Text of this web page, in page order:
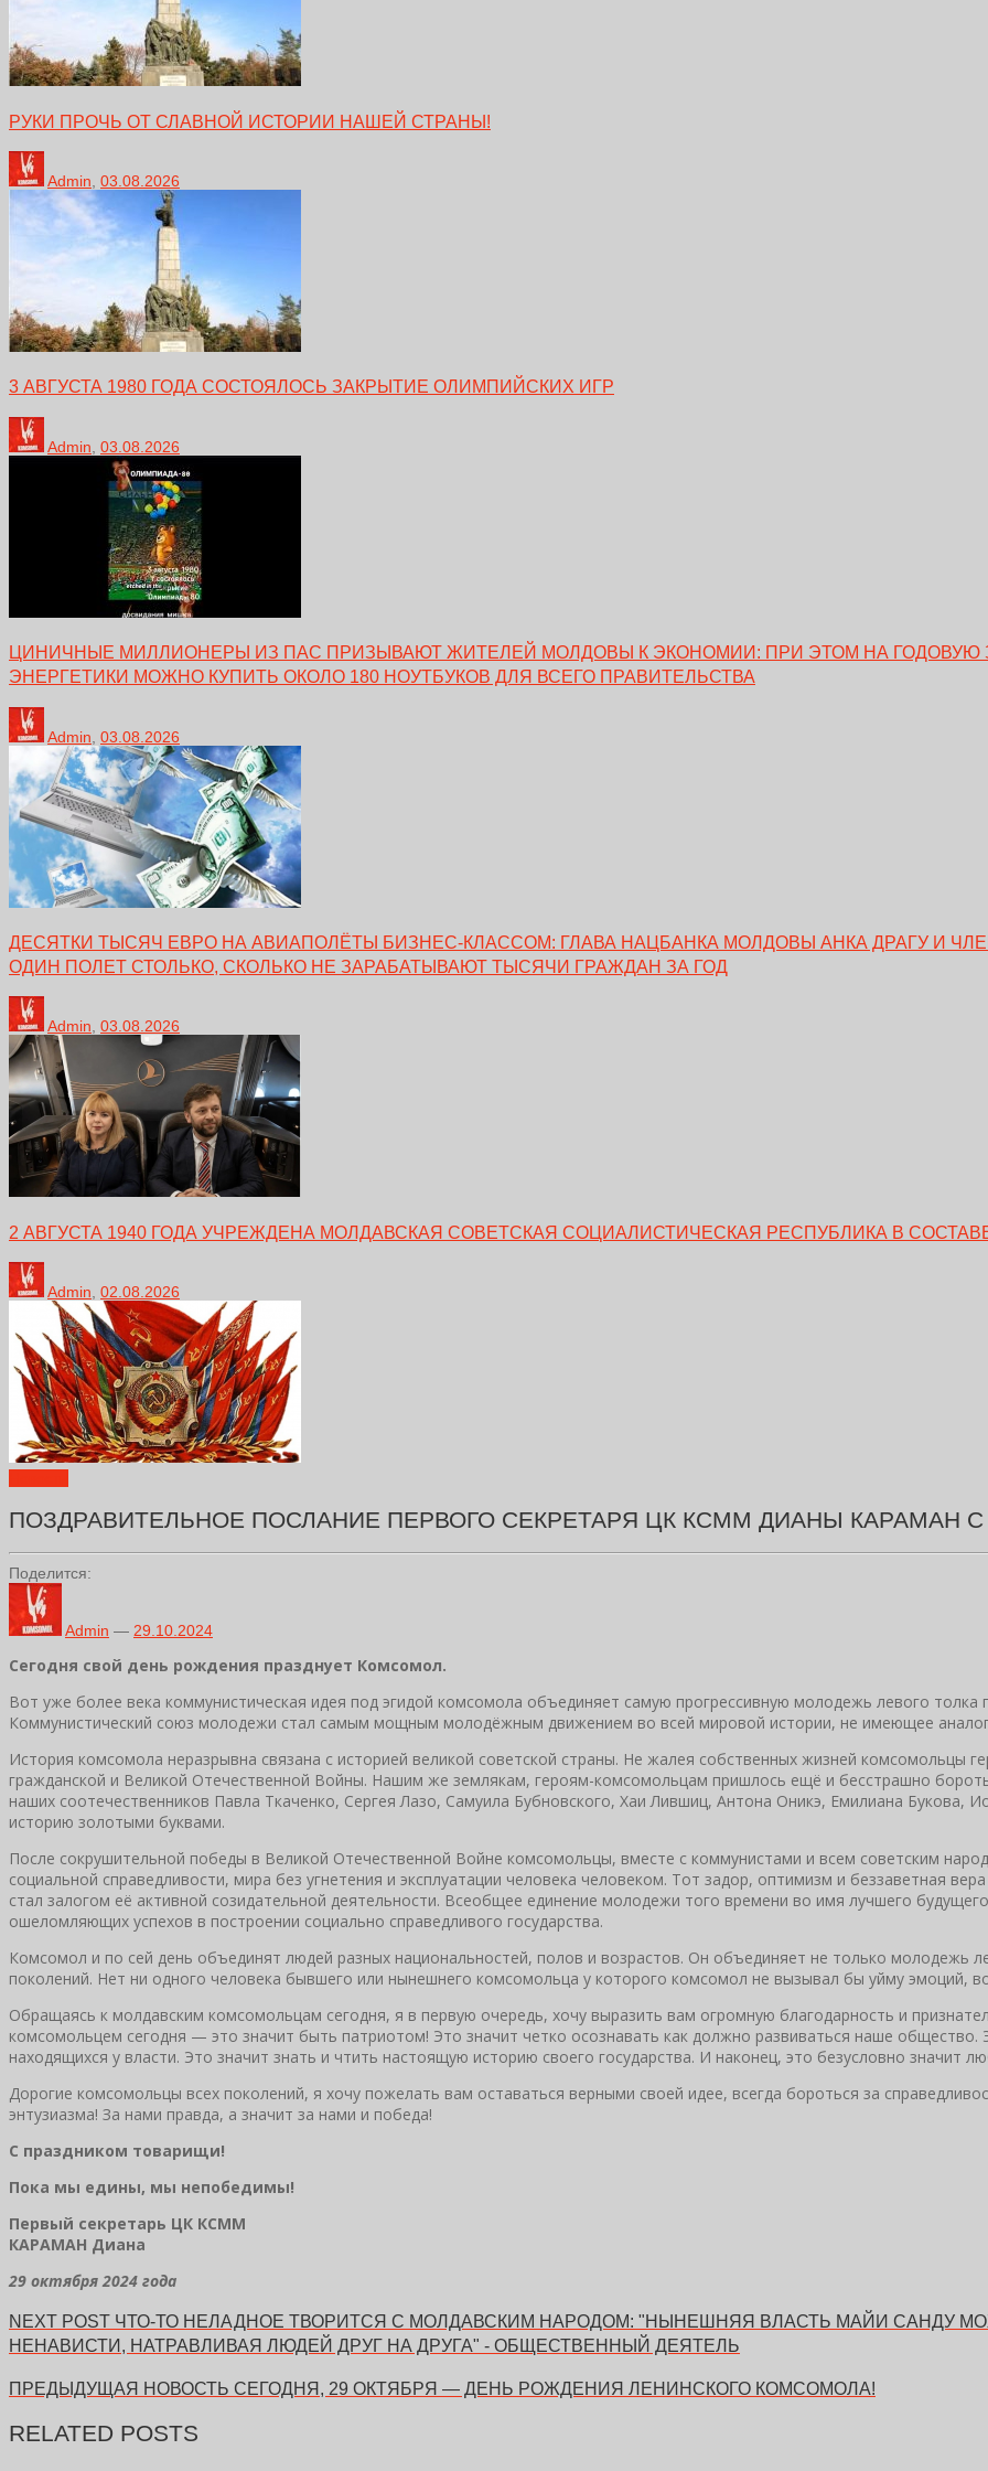
РУКИ ПРОЧЬ ОТ СЛАВНОЙ ИСТОРИИ НАШЕЙ СТРАНЫ!
Admin 03.08.2026
3 АВГУСТА 1980 ГОДА СОСТОЯЛОСЬ ЗАКРЫТИЕ ОЛИМПИЙСКИХ ИГР
Admin 03.08.2026
ЦИНИЧНЫЕ МИЛЛИОНЕРЫ ИЗ ПАС ПРИЗЫВАЮТ ЖИТЕЛЕЙ МОЛДОВЫ К ЭКОНОМИИ: ПРИ ЭТОМ НА ГОДОВУЮ
ЭНЕРГЕТИКИ МОЖНО КУПИТЬ ОКОЛО 180 НОУТБУКОВ ДЛЯ ВСЕГО ПРАВИТЕЛЬСТВА
Admin 03.08.2026
ДЕСЯТКИ ТЫСЯЧ ЕВРО НА АВИАПОЛЁТЫ БИЗНЕС-КЛАССОМ: ГЛАВА НАЦБАНКА МОЛДОВЫ АНКА ДРАГУ И
ОДИН ПОЛЕТ СТОЛЬКО, СКОЛЬКО НЕ ЗАРАБАТЫВАЮТ ТЫСЯЧИ ГРАЖДАН ЗА ГОД
Admin, 03.08.2026
2 АВГУСТА 1940 ГОДА УЧРЕЖДЕНА МОЛДАВСКАЯ СОВЕТСКАЯ СОЦИАЛИСТИЧЕСКАЯ РЕСПУБЛИКА В
Admin 02.08.2026
ПОЗДРАВИТЕЛЬНОЕ ПОСЛАНИЕ ПЕРВОГО СЕКРЕТАРЯ ЦК КСММ ДИАНЫ КАРАМАН
Поделится:
Admin — 29.10.2024
Сегодня свой день рождения празднует Комсомол.
Вот уже более века коммунистическая идея под эгидой комсомола объединяет самую прогрессивную молодежь левого толка
Коммунистический союз молодежи стал самым мощным молодёжным движением во всей мировой истории, не имеющее
История комсомола неразрывна связана с историей великой советской страны. Не жалея собственных жизней комсомольцы
гражданской и Великой Отечественной Войны. Нашим же землякам, героям-комсомольцам пришлось ещё и бесстрашно
наших соотечественников Павла Ткаченко, Сергея Лазо, Самуила Бубновского, Хаи Лившиц, Антона Оникэ, Емилиана Букова,
историю золотыми буквами.
После сокрушительной победы в Великой Отечественной Войне комсомольцы, вместе с коммунистами и всем советским
социальной справедливости, мира без угнетения и эксплуатации человека человеком. Тот задор, оптимизм и беззаветная
стал залогом её активной созидательной деятельности. Всеобщее единение молодежи того времени во имя лучшего
ошеломляющих успехов в построении социально справедливого государства.
Комсомол и по сей день объединят людей разных национальностей, полов и возрастов. Он объединяет не только молодежь
поколений. Нет ни одного человека бывшего или нынешнего комсомольца у которого комсомол не вызывал бы уйму эмоций,
Обращаясь к молдавским комсомольцам сегодня, я в первую очередь, хочу выразить вам огромную благодарность и
комсомольцем сегодня — это значит быть патриотом! Это значит четко осознавать как должно развиваться наше общество.
находящихся у власти. Это значит знать и чтить настоящую историю своего государства. И наконец, это безусловно значит
Дорогие комсомольцы всех поколений, я хочу пожелать вам оставаться верными своей идее, всегда бороться за
энтузиазма! За нами правда, а значит за нами и победа!
С праздником товарищи!
Пока мы едины, мы непобедимы!
Первый секретарь ЦК КСММ
КАРАМАН Диана
29 октября 2024 года
NEXT POST ЧТО-ТО НЕЛАДНОЕ ТВОРИТСЯ С МОЛДАВСКИМ НАРОДОМ: "НЫНЕШНЯЯ ВЛАСТЬ МАЙИ САНДУ
НЕНАВИСТИ, НАТРАВЛИВАЯ ЛЮДЕЙ ДРУГ НА ДРУГА" - ОБЩЕСТВЕННЫЙ ДЕЯТЕЛЬ
ПРЕДЫДУЩАЯ НОВОСТЬ СЕГОДНЯ, 29 ОКТЯБРЯ — ДЕНЬ РОЖДЕНИЯ ЛЕНИНСКОГО КОМСОМОЛА!
RELATED POSTS